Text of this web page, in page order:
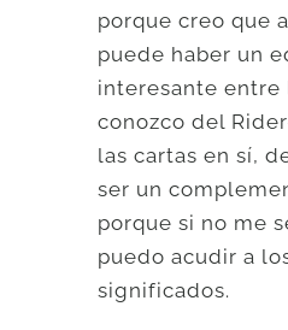
porque creo que
puede haber un
interesante entre
conozco del
las cartas en sí,
ser un
porque si no me
puedo acudir a
significados.